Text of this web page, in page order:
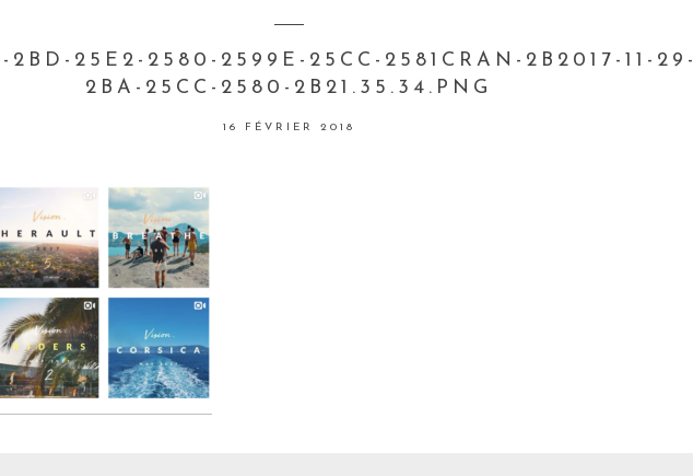
2BD-25E2-2580-2599E-25CC-2581CRAN-2B2017-11-29-
2BA-25CC-2580-2B21.35.34.PNG
16 FÉVRIER 2018